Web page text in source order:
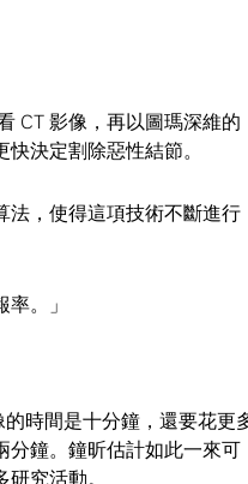
CT 影像，再以圖瑪深維的
決定割除惡性結節。
法，使得這項技術不斷進行
。」
時間是十分鐘，還要花更
分鐘。鐘昕估計如此一來可
究活動。